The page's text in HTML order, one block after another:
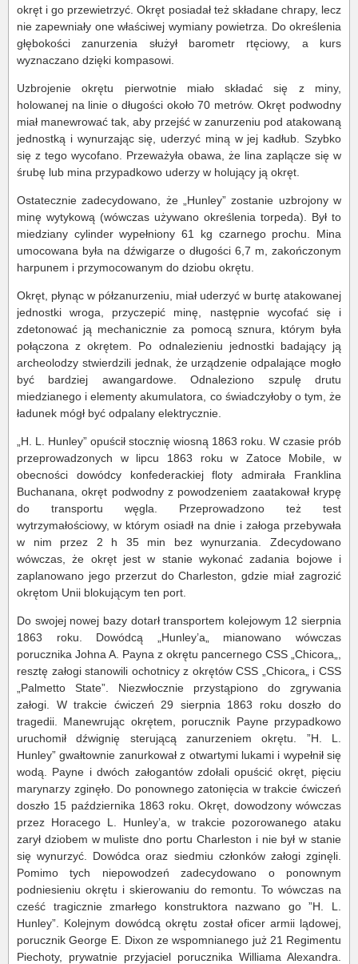
okręt i go przewietrzyć. Okręt posiadał też składane chrapy, lecz
nie zapewniały one właściwej wymiany powietrza. Do określenia
głębokości zanurzenia służył barometr rtęciowy, a kurs
wyznaczano dzięki kompasowi.
Uzbrojenie okrętu pierwotnie miało składać się z miny,
holowanej na linie o długości około 70 metrów. Okręt podwodny
miał manewrować tak, aby przejść w zanurzeniu pod atakowaną
jednostką i wynurzając się, uderzyć miną w jej kadłub. Szybko
się z tego wycofano. Przeważyła obawa, że lina zaplącze się w
śrubę lub mina przypadkowo uderzy w holujący ją okręt.
Ostatecznie zadecydowano, że „Hunley” zostanie uzbrojony w
minę wytykową (wówczas używano określenia torpeda). Był to
miedziany cylinder wypełniony 61 kg czarnego prochu. Mina
umocowana była na dźwigarze o długości 6,7 m, zakończonym
harpunem i przymocowanym do dziobu okrętu.
Okręt, płynąc w półzanurzeniu, miał uderzyć w burtę atakowanej
jednostki wroga, przyczepić minę, następnie wycofać się i
zdetonować ją mechanicznie za pomocą sznura, którym była
połączona z okrętem. Po odnalezieniu jednostki badający ją
archeolodzy stwierdzili jednak, że urządzenie odpalające mogło
być bardziej awangardowe. Odnaleziono szpulę drutu
miedzianego i elementy akumulatora, co świadczyłoby o tym, że
ładunek mógł być odpalany elektrycznie.
„H. L. Hunley” opuścił stocznię wiosną 1863 roku. W czasie prób
przeprowadzonych w lipcu 1863 roku w Zatoce Mobile, w
obecności dowódcy konfederackiej floty admirała Franklina
Buchanana, okręt podwodny z powodzeniem zaatakował krypę
do transportu węgla. Przeprowadzono też test
wytrzymałościowy, w którym osiadł na dnie i załoga przebywała
w nim przez 2 h 35 min bez wynurzania. Zdecydowano
wówczas, że okręt jest w stanie wykonać zadania bojowe i
zaplanowano jego przerzut do Charleston, gdzie miał zagrozić
okrętom Unii blokującym ten port.
Do swojej nowej bazy dotarł transportem kolejowym 12 sierpnia
1863 roku. Dowódcą „Hunley’a„ mianowano wówczas
porucznika Johna A. Payna z okrętu pancernego CSS „Chicora„,
resztę załogi stanowili ochotnicy z okrętów CSS „Chicora„ i CSS
„Palmetto State”. Niezwłocznie przystąpiono do zgrywania
załogi. W trakcie ćwiczeń 29 sierpnia 1863 roku doszło do
tragedii. Manewrując okrętem, porucznik Payne przypadkowo
uruchomił dźwignię sterującą zanurzeniem okrętu. ”H. L.
Hunley” gwałtownie zanurkował z otwartymi lukami i wypełnił się
wodą. Payne i dwóch załogantów zdołali opuścić okręt, pięciu
marynarzy zginęło. Do ponownego zatonięcia w trakcie ćwiczeń
doszło 15 października 1863 roku. Okręt, dowodzony wówczas
przez Horacego L. Hunley’a, w trakcie pozorowanego ataku
zarył dziobem w muliste dno portu Charleston i nie był w stanie
się wynurzyć. Dowódca oraz siedmiu członków załogi zginęli.
Pomimo tych niepowodzeń zadecydowano o ponownym
podniesieniu okrętu i skierowaniu do remontu. To wówczas na
cześć tragicznie zmarłego konstruktora nazwano go ”H. L.
Hunley”. Kolejnym dowódcą okrętu został oficer armii lądowej,
porucznik George E. Dixon ze wspomnianego już 21 Regimentu
Piechoty, prywatnie przyjaciel porucznika Williama Alexandra.